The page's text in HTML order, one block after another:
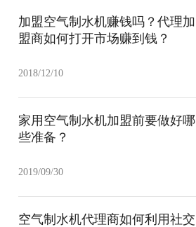
加盟空气制水机赚钱吗？代理加
盟商如何打开市场赚到钱？
2018/12/10
家用空气制水机加盟前要做好哪
些准备？
2019/09/30
空气制水机代理商如何利用社交